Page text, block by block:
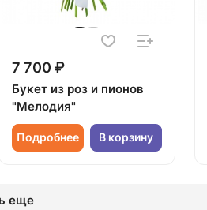
7 700 ₽
Букет из роз и пионов
"Мелодия"
Подробнее В корзину
еще